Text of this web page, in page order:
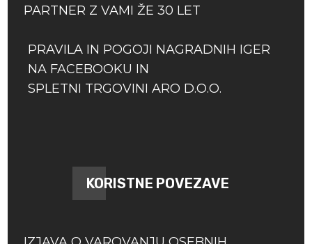
PARTNER Z VAMI ŽE 30 LET
PRAVILA IN POGOJI NAGRADNIH IGER
NA FACEBOOKU IN
SPLETNI TRGOVINI ARO D.O.O.
KORISTNE POVEZAVE